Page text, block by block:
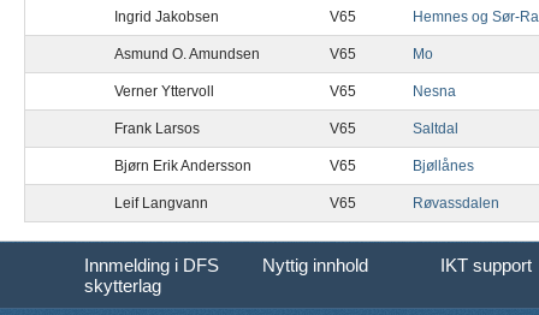
Ingrid Jakobsen V65 Hemnes og Sør-
Asmund O. Amundsen V65 Mo
Verner Yttervoll V65 Nesna
Frank Larsos V65 Saltdal
Bjørn Erik Andersson V65 Bjøllånes
Leif Langvann V65 Røvassdalen
Innmelding i DFS
skytterlag
Nyttig innhold IKT support